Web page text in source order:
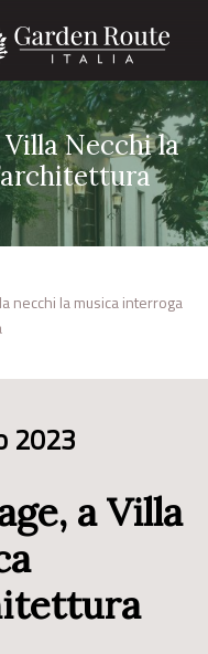
Villa Necchi la
necchi la musica interroga
2023
a Villa